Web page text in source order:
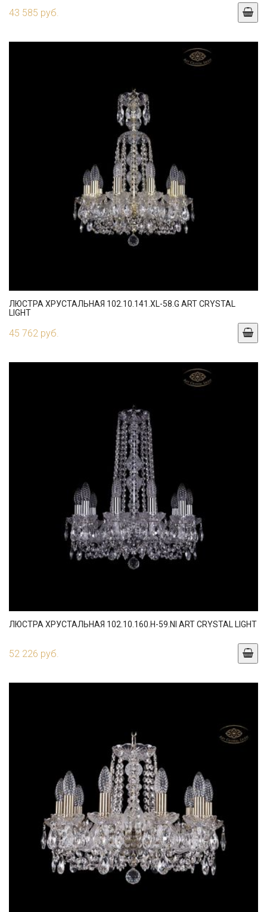
43 585 руб.
ЛЮСТРА ХРУСТАЛЬНАЯ 102.10.141.XL-58.G ART CRYSTAL
LIGHT
45 762 руб.
ЛЮСТРА ХРУСТАЛЬНАЯ 102.10.160.H-59.NI ART CRYSTAL LIGHT
52 226 руб.